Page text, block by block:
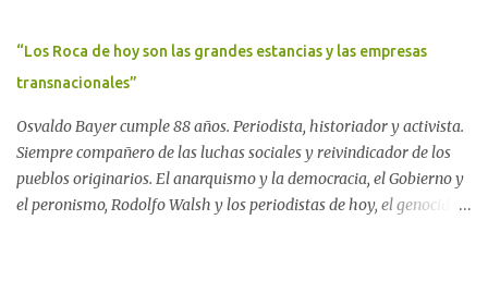
Dukal.
Carolina Aponte La Madre Tierra se escucha en las canciones del
Rock Nacional.
“Los Roca de hoy son las grandes estancias y las empresas
transnacionales”
Osvaldo Bayer cumple 88 años. Periodista, historiador y activista.
Siempre compañero de las luchas sociales y reivindicador de los
pueblos originarios. El anarquismo y la democracia, el Gobierno y
el peronismo, Rodolfo Walsh y los periodistas de hoy, el genocidio